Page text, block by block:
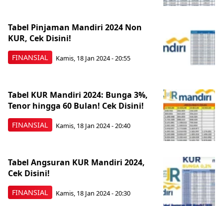
FINANSIAL
Tabel Pinjaman Mandiri 2024 Non
KUR, Cek Disini!
Kamis, 18 Jan 2024 - 20:55
FINANSIAL
Tabel KUR Mandiri 2024: Bunga 3%,
Tenor hingga 60 Bulan! Cek Disini!
Kamis, 18 Jan 2024 - 20:40
FINANSIAL
Tabel Angsuran KUR Mandiri 2024,
Cek Disini!
Kamis, 18 Jan 2024 - 20:30